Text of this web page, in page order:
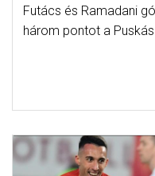
Futács és Ramadani
három pontot a